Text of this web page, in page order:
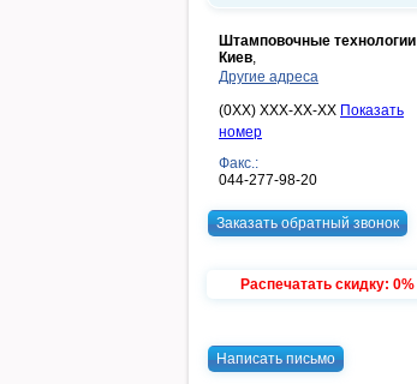
Штамповочные технологии
Киев,
Другие адреса
(0XX) XXX-XX-XX Показать
номер
Факс.:
044-277-98-20
Заказать обратный звонок
Распечатать скидку: 0%
Написать письмо